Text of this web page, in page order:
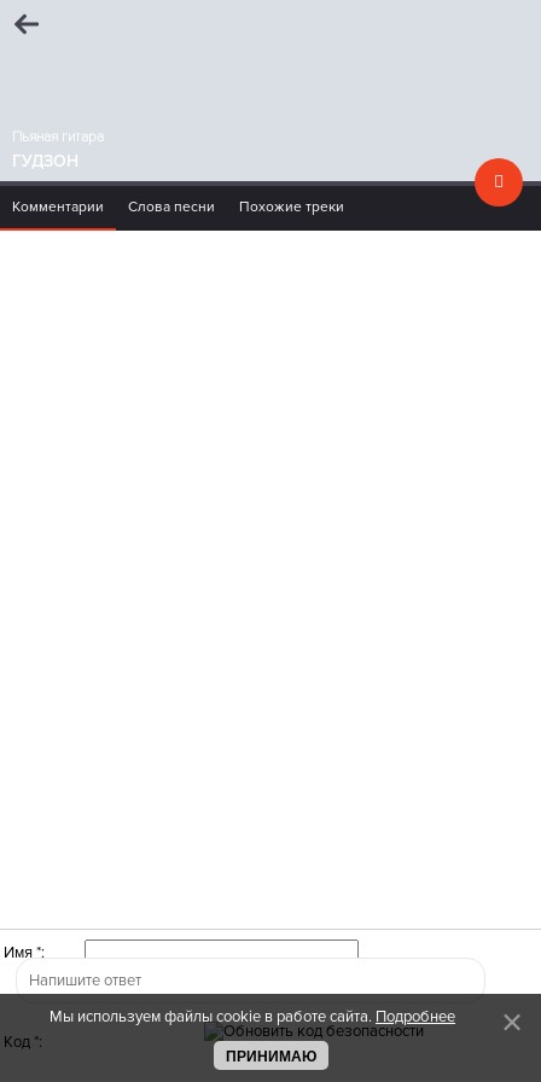
Пьяная гитара
ГУДЗОН
Комментарии Слова песни Похожие треки
Имя *:
Код *:
Мы используем файлы cookie в работе сайта. Подробнее
ПРИНИМАЮ